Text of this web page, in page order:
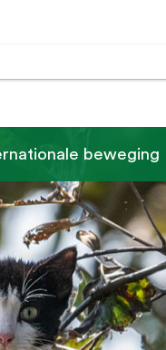
beweging